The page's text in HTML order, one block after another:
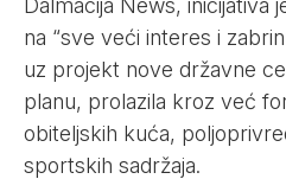
Dalmacija News, inicijativa
na “sve veći interes i
uz projekt nove državne
planu, prolazila kroz već
obiteljskih kuća,
sportskih sadržaja.